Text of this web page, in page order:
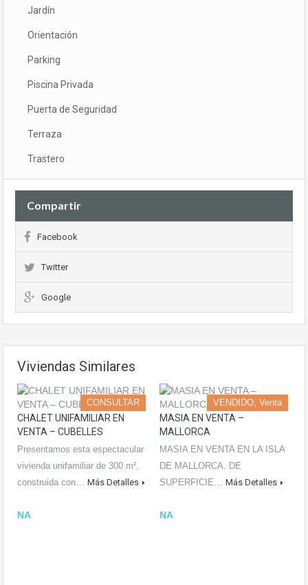
Jardín
Orientación
Parking
Piscina Privada
Puerta de Seguridad
Terraza
Trastero
Compartir
Facebook
Twitter
Google
Viviendas Similares
CONSULTAR
CHALET UNIFAMILIAR EN
VENTA – CUBELLES
Presentamos esta espectacular
vivienda unifamiliar de 300 m²,
construida con… Más Detalles
NA
VENDIDO, Venta
MASIA EN VENTA –
MALLORCA
MASIA EN VENTA EN LA ISLA
DE MALLORCA. DE
SUPERFICIE… Más Detalles
NA